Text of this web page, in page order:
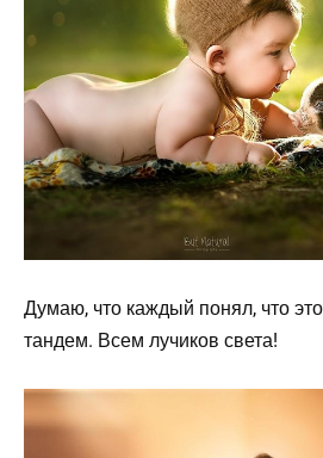
Думаю, что каждый понял, что
тандем. Всем лучиков света!